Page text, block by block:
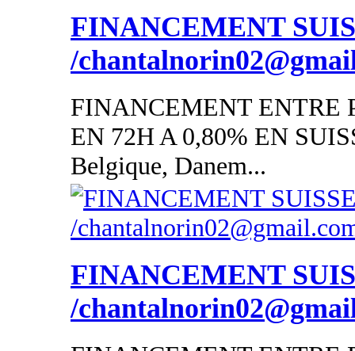
FINANCEMENT
/
FINANCEMENT ENTRE
EN 72H A 0,80% EN
Belgique, Danem...
FINANCEMENT
/